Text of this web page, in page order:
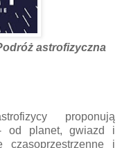
astrofizyczna
proponują
od planet, gwiazd i
czasoprzestrzenne i